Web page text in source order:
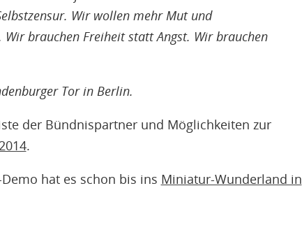
Wir wollen mehr Mut und
brauchen Freiheit statt Angst. Wir brauchen
Tor in Berlin.
der Bündnispartner und Möglichkeiten zur
.
hat es schon bis ins Miniatur-Wunderland in